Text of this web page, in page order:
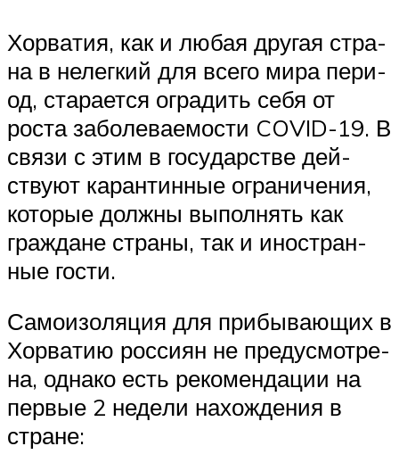
Хор­ва­тия, как и любая дру­гая стра­
на в нелег­кий для все­го мира пери­
од, ста­ра­ет­ся огра­дить себя от
роста забо­ле­ва­е­мо­сти COVID-19. В
свя­зи с этим в госу­дар­стве дей­
ству­ют каран­тин­ные огра­ни­че­ния,
кото­рые долж­ны выпол­нять как
граж­дане стра­ны, так и ино­стран­
ные гости.
Само­изо­ля­ция для при­бы­ва­ю­щих в
Хор­ва­тию рос­си­ян не преду­смот­ре­
на, одна­ко есть реко­мен­да­ции на
пер­вые 2 неде­ли нахож­де­ния в
стране: